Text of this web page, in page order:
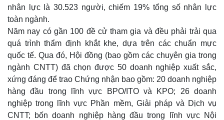
nhân lực là 30.523 người, chiếm 19% tổng số nhân lực
toàn ngành.
Năm nay có gần 100 đề cử tham gia và đều phải trải qua
quá trình thẩm định khắt khe, dựa trên các chuẩn mực
quốc tế. Qua đó, Hội đồng (bao gồm các chuyên gia trong
ngành CNTT) đã chọn được 50 doanh nghiệp xuất sắc,
xứng đáng để trao Chứng nhận bao gồm: 20 doanh nghiệp
hàng đầu trong lĩnh vực BPO/ITO và KPO; 26 doanh
nghiệp trong lĩnh vực Phần mềm, Giải pháp và Dịch vụ
CNTT; bốn doanh nghiệp hàng đầu trong lĩnh vực Nội